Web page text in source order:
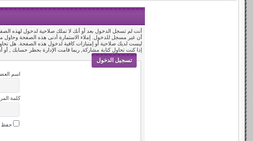
أنت لم تسجل الدخول بعد أو أنك لا تملك صلاحية لدخول لهذه
أن غير مسجل للدخول. إملاء الاستمارة أدنى هذه الصفحة وحاول
ليست لديك صلاحية أو إمتيازات كافية لدخول هذه الصفحة. هل
إذا كنت تحاول كتابة مشاركة, ربما قامت الإدارة بحظر حسابك , أو
تسجيل الدخول
اسم
كلمة
حفظ